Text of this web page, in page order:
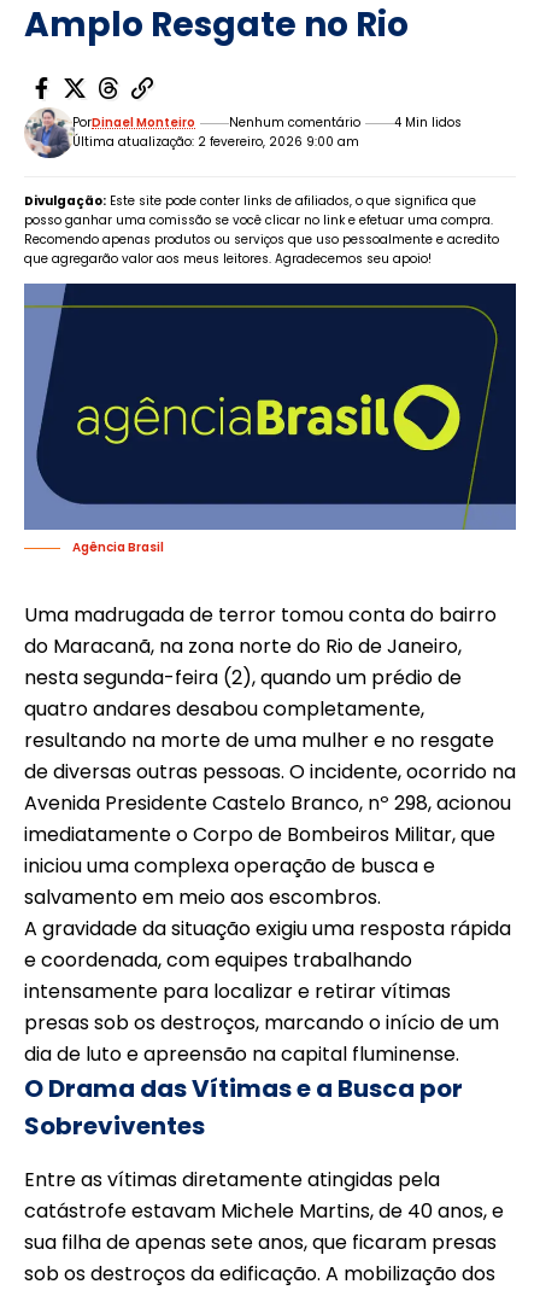
Amplo Resgate no Rio
Última atualização: 2 fevereiro, 2026 9:00 am
PorDinael Monteiro Nenhum comentário 4 Min lidos
Divulgação: Este site pode conter links de afiliados, o que significa que
posso ganhar uma comissão se você clicar no link e efetuar uma compra.
Recomendo apenas produtos ou serviços que uso pessoalmente e acredito
que agregarão valor aos meus leitores. Agradecemos seu apoio!
Agência Brasil
Uma madrugada de terror tomou conta do bairro
do Maracanã, na zona norte do Rio de Janeiro,
nesta segunda-feira (2), quando um prédio de
quatro andares desabou completamente,
resultando na morte de uma mulher e no resgate
de diversas outras pessoas. O incidente, ocorrido na
Avenida Presidente Castelo Branco, nº 298, acionou
imediatamente o Corpo de Bombeiros Militar, que
iniciou uma complexa operação de busca e
salvamento em meio aos escombros.
A gravidade da situação exigiu uma resposta rápida
e coordenada, com equipes trabalhando
intensamente para localizar e retirar vítimas
presas sob os destroços, marcando o início de um
dia de luto e apreensão na capital fluminense.
O Drama das Vítimas e a Busca por
Sobreviventes
Entre as vítimas diretamente atingidas pela
catástrofe estavam Michele Martins, de 40 anos, e
sua filha de apenas sete anos, que ficaram presas
sob os destroços da edificação. A mobilização dos